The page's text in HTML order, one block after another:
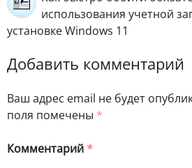
использования учетной
установке Windows 11
Добавить комментарий
Ваш адрес email не будет
поля помечены *
Комментарий*